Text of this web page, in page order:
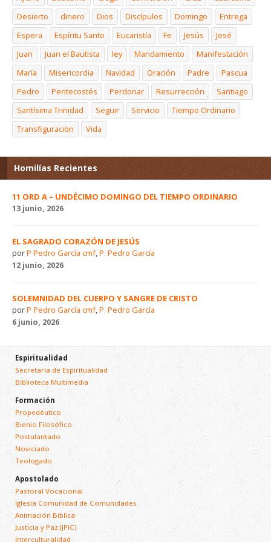
Desierto
dinero Dios Discípulos Domingo
Entrega
Espera
Espíritu Santo Eucaristía Fe Jesús
José
Juan
Juan el Bautista ley Mandamiento
Manifestación
María
Misericordia Navidad Oración Padre
Pascua
Pedro
Pentecostés Perdonar Resurrección
Santiago
Santísima Trinidad
Seguir Servicio
Tiempo Ordinario
Transfiguración
Vida
Homilías Recientes
11 ORD A – UNDÉCIMO DOMINGO DEL TIEMPO ORDINARIO
13 junio, 2026
EL SAGRADO CORAZÓN DE JESÚS
porP Pedro García cmf,P. Pedro García
12 junio, 2026
SOLEMNIDAD DEL CUERPO Y SANGRE DE CRISTO
porP Pedro García cmf,P. Pedro García
6 junio, 2026
Espiritualidad
Secretaría de Espiritualidad
Biblioteca Multimedia
Formación
Propedéutico
Bienio Filosófico
Postulantado
Noviciado
Teologado
Apostolado
Pastoral Vocacional
Iglesia Comunidad de Comunidades
Animación Bíblica
Justicia y Paz (JPIC)
Interculturalidad